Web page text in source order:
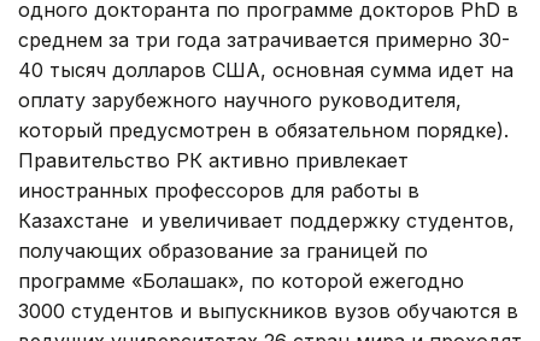
одного докторанта по программе докторов PhD в
среднем за три года затрачивается примерно 30-
40 тысяч долларов США, основная сумма идет на
оплату зарубежного научного руководителя,
который предусмотрен в обязательном порядке).
Правительство РК активно привлекает
иностранных профессоров для работы в
Казахстане и увеличивает поддержку студентов,
получающих образование за границей по
программе «Болашак», по которой ежегодно
3000 студентов и выпускников вузов обучаются в